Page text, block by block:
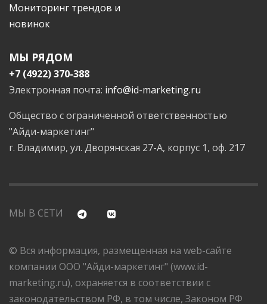
Мониторинг трендов и
новинок
МЫ РЯДОМ
+7 (4922) 370-388
Электронная почта: info@id-marketing.ru
Общество с ограниченной ответственностью
"Айди-маркетинг"
г. Владимир, ул. Дворянская 27-А, корпус 1, оф. 217
МЫ В СЕТИ
© Вся информация, размещенная на web-сайте
компании ООО "Айди-маркетинг" (www.id-
marketing.ru), охраняется в соответствии с
законодательством РФ, в том числе, Законом РФ